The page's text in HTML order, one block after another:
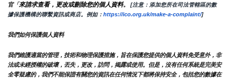
官「來請求查看，更改或刪除您的個人資料。
[注意：添加您所在司法管轄區的數
據保護機構的聯繫資訊或商店。例如： https://ico.org.uk/make-a-complaint/]
我們如何保護個人資料
我們維護適當的管理，技術和物理保護措施，旨在保護您提供的個人資料免受意外，非
法或未經授權的破壞，丟失，更改，訪問，揭露或使用。但是，沒有任何系統是完美安
全零疑慮的，我們不能保證有關您的資訊在任何情況下都將保持安全，包括您的數據在